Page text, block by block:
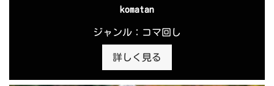
komatan
ジャンル：コマ回し
詳しく見る